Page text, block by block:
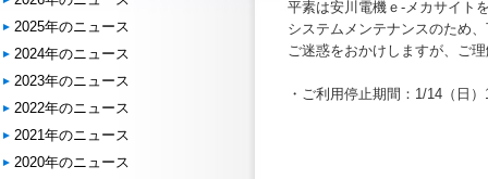
平素は安川電機ｅ-メカサイト
システムメンテナンスのため
ご迷惑をおかけしますが、ご
・ご利用停止期間：1/14（日
2025年のニュース
2024年のニュース
2023年のニュース
2022年のニュース
2021年のニュース
2020年のニュース